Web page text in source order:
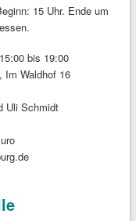
15 Uhr. Ende um
15:00bis 19:00
Im Waldhof 16
Uli Schmidt